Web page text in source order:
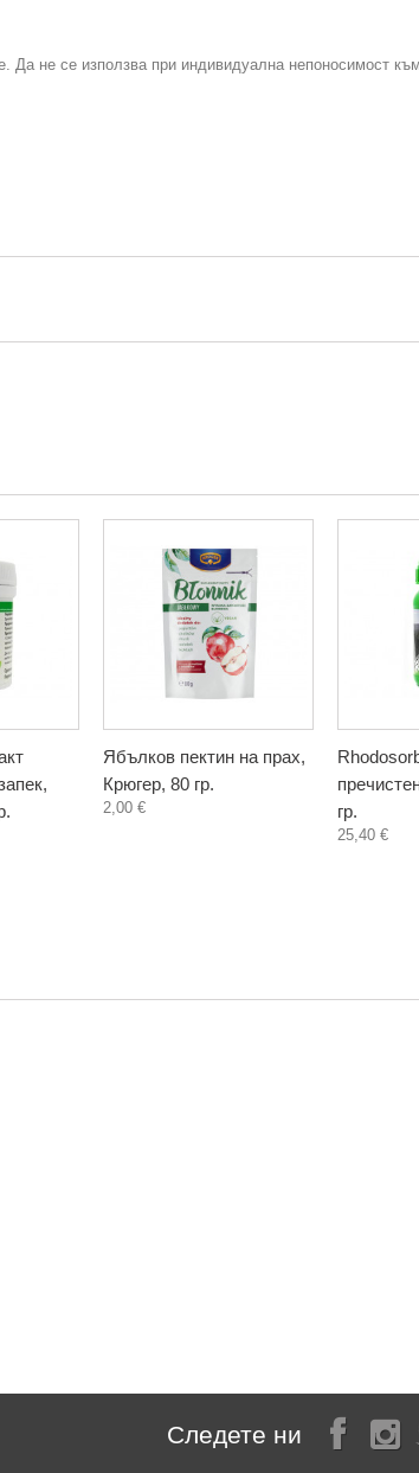
Да не се използва при индивидуална непоносимост
Ябълков пектин на прах,
Крюгер, 80 гр.
2,00 €
гр.
25,40 €
Следете ни